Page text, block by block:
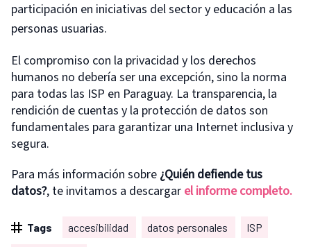
participación en iniciativas del sector y educación a las
personas usuarias.
El compromiso con la privacidad y los derechos
humanos no debería ser una excepción, sino la norma
para todas las ISP en Paraguay. La transparencia, la
rendición de cuentas y la protección de datos son
fundamentales para garantizar una Internet inclusiva y
segura.
Para más información sobre ¿Quién defiende tus
datos?, te invitamos a descargar el informe completo.
Tags accesibilidad datos personales ISP